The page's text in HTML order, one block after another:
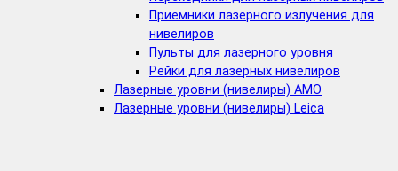
Приемники лазерного излучения для
нивелиров
Пульты для лазерного уровня
Рейки для лазерных нивелиров
Лазерные уровни (нивелиры) AMO
Лазерные уровни (нивелиры) Leica